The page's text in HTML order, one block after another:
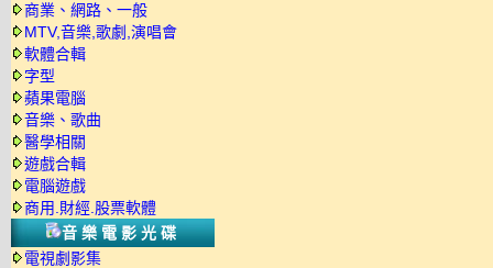
商業、網路、一般
MTV,音樂,歌劇,演唱會
軟體合輯
字型
蘋果電腦
音樂、歌曲
醫學相關
遊戲合輯
電腦遊戲
商用.財經.股票軟體
音樂電影光碟
電視劇影集